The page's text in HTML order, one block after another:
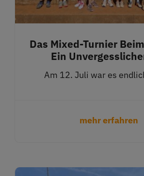
Das Mixed-Turnier
Ein
Am 12. Juli war es
mehr erfahren